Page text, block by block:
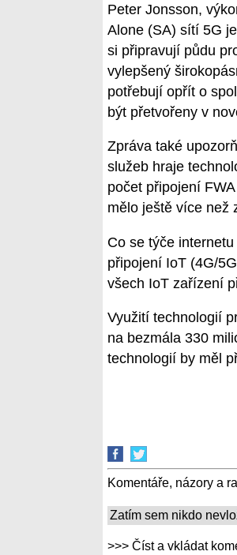
Peter Jonsson,
Alone (SA) sítí 5G
si připravují půdu
vylepšený
potřebují opřít o
být přetvořeny v
Zpráva také
služeb hraje
počet připojení
mělo ještě více než
Co se týče
připojení IoT (4G/
všech IoT zařízení
Využití technologií
na bezmála 330
technologií by měl
Komentáře, názory a
Zatím sem nikdo
>>> Číst a vkládat